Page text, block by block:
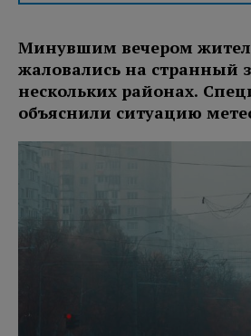
Минувшим вечером
жаловались на странный
нескольких районах.
объяснили ситуацию